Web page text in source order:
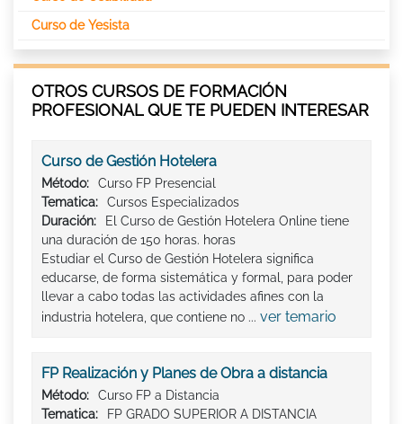
Curso de Yesista
OTROS CURSOS DE FORMACIÓN
PROFESIONAL QUE TE PUEDEN INTERESAR
Curso de Gestión Hotelera
Método:
Curso FP Presencial
Tematica:
Cursos Especializados
Duración:
El Curso de Gestión Hotelera Online tiene
una duración de 150 horas. horas
Estudiar el Curso de Gestión Hotelera significa
educarse, de forma sistemática y formal, para poder
llevar a cabo todas las actividades afines con la
industria hotelera, que contiene no ... ver temario
FP Realización y Planes de Obra a distancia
Método:
Curso FP a Distancia
Tematica:
FP GRADO SUPERIOR A DISTANCIA